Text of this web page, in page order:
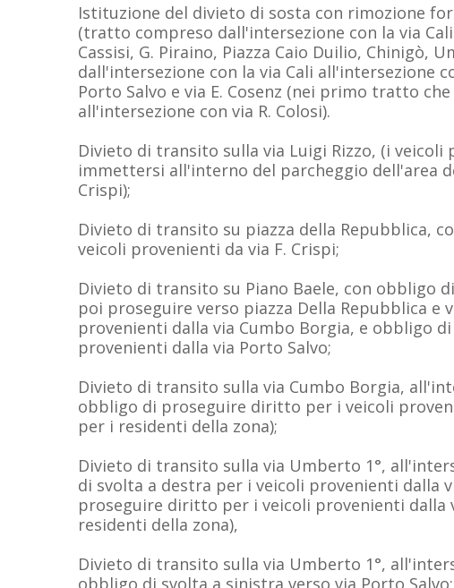
Istituzione del divieto di sosta con rimozione
(tratto compreso dall'intersezione con la via
Cassisi, G. Piraino, Piazza Caio Duilio, Chinigò,
dall'intersezione con la via Cali all'intersezione
Porto Salvo e via E. Cosenz (nei primo tratto
all'intersezione con via R. Colosi).
Divieto di transito sulla via Luigi Rizzo, (i
immettersi all'interno del parcheggio dell'area
Crispi);
Divieto di transito su piazza della Repubblica, co
veicoli provenienti da via F. Crispi;
Divieto di transito su Piano Baele, con obbligo
poi proseguire verso piazza Della Repubblica e
provenienti dalla via Cumbo Borgia, e obbligo
provenienti dalla via Porto Salvo;
Divieto di transito sulla via Cumbo Borgia,
obbligo di proseguire diritto per i veicoli
per i residenti della zona);
Divieto di transito sulla via Umberto 1°,
di svolta a destra per i veicoli provenienti dalla
proseguire diritto per i veicoli provenienti dalla
residenti della zona),
Divieto di transito sulla via Umberto 1°,
obbligo di svolta a sinistra verso via Porto Salvo;